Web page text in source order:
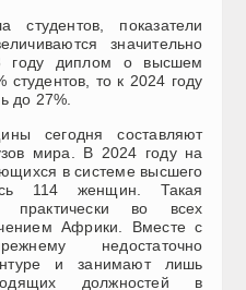
показатели
значительно
году диплом о высшем
студентов, то к 2024 году
до 27%.
сегодня составляют
мира. В 2024 году на
в системе высшего
114 женщин. Такая
практически во всех
Африки. Вместе с
недостаточно
и занимают лишь
должностей в